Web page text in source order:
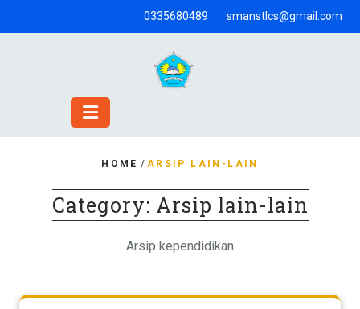
0335680489 smanstlcs@gmail.com
HOME / ARSIP LAIN-LAIN
Category: Arsip lain-lain
Arsip kependidikan